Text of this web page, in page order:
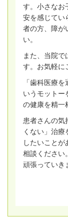
す。小さなお
安を感じてい
者の方、障が
い。
また、当院で
す。お気軽に
「歯科医療
いうモットー
の健康を精一
患者さんの気
くない」治
したいこと
相談ください。
頑張っていき